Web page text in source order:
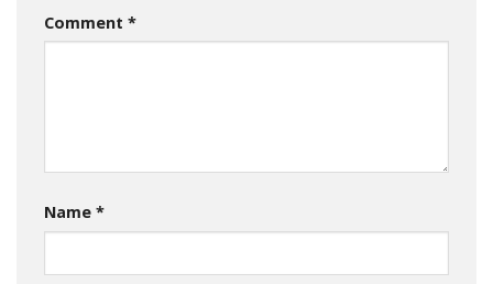
Comment *
Name *